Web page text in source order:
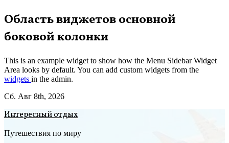
Перейти
к
содержимому
Область виджетов основной
боковой колонки
This is an example widget to show how the Menu Sidebar Widget
Area looks by default. You can add custom widgets from the
widgets in the admin.
Сб. Авг 8th, 2026
Интересный отдых
Путешествия по миру